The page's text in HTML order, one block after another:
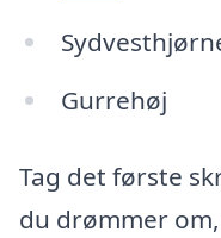
Gurrehøj
Tag det første
du drømmer